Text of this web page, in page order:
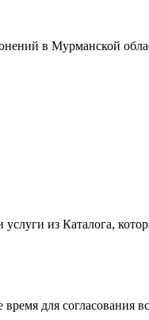
в Мурманской
из Каталога,
для согласования